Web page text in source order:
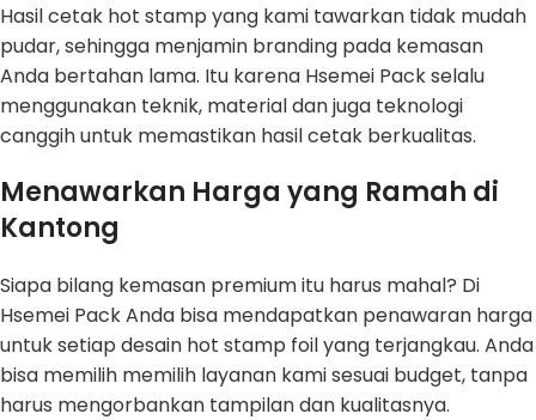
Hasil cetak hot stamp yang kami tawarkan tidak mudah
pudar, sehingga menjamin branding pada kemasan
Anda bertahan lama. Itu karena Hsemei Pack selalu
menggunakan teknik, material dan juga teknologi
canggih untuk memastikan hasil cetak berkualitas.
Menawarkan Harga yang Ramah di
Kantong
Siapa bilang kemasan premium itu harus mahal? Di
Hsemei Pack Anda bisa mendapatkan penawaran harga
untuk setiap desain hot stamp foil yang terjangkau. Anda
bisa memilih memilih layanan kami sesuai budget, tanpa
harus mengorbankan tampilan dan kualitasnya.